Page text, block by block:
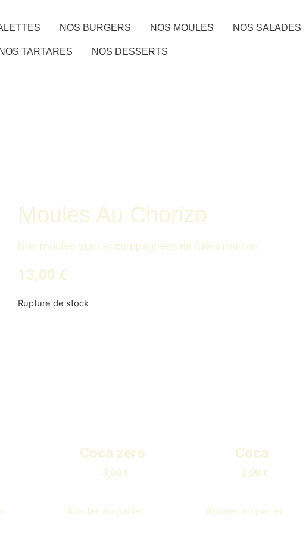
NOS BURGERS NOS MOULES NOS SALADES
NOS TARTARES NOS DESSERTS
Moules Au Chorizo
Nos moules sont accompagnées de frites maison
13,00 €
Rupture de stock
Coca zero
3,00 €
Ajouter au panier
Coca
3,00 €
Ajouter au panier